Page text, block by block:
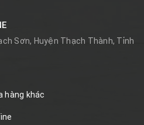
Sơn, Huyện Thạch Thành, Tỉnh
hàng khác